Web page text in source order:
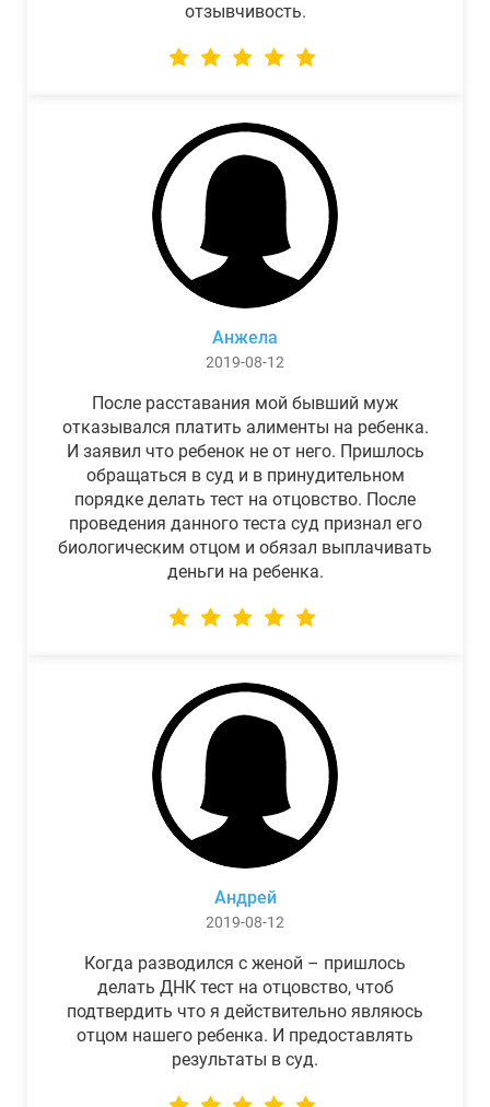
отзывчивость.
Анжела
2019-08-12
После расставания мой бывший муж
отказывался платить алименты на ребенка.
И заявил что ребенок не от него. Пришлось
обращаться в суд и в принудительном
порядке делать тест на отцовство. После
проведения данного теста суд признал его
биологическим отцом и обязал выплачивать
деньги на ребенка.
Андрей
2019-08-12
Когда разводился с женой – пришлось
делать ДНК тест на отцовство, чтоб
подтвердить что я действительно являюсь
отцом нашего ребенка. И предоставлять
результаты в суд.